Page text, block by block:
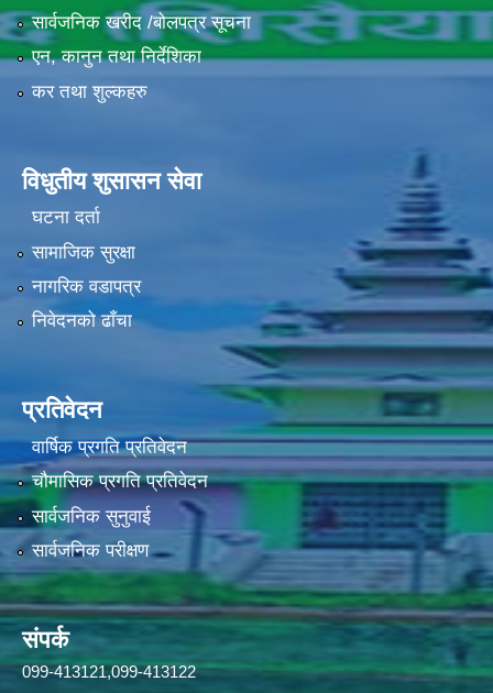
सार्वजनिक खरीद /बोलपत्र सूचना
एन, कानुन तथा निर्देशिका
कर तथा शुल्कहरु
विधुतीय शुसासन सेवा
घटना दर्ता
सामाजिक सुरक्षा
नागरिक वडापत्र
निवेदनको ढाँचा
प्रतिवेदन
वार्षिक प्रगति प्रतिवेदन
चौमासिक प्रगति प्रतिवेदन
सार्वजनिक सुनुवाई
सार्वजनिक परीक्षण
संपर्क
099-413121,099-413122